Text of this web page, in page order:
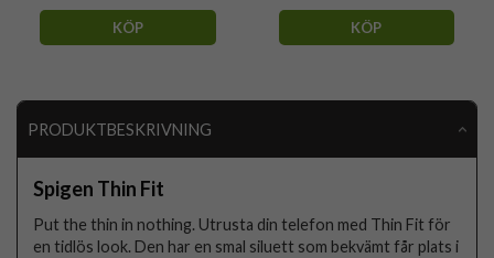
KÖP KÖP
PRODUKTBESKRIVNING
Spigen Thin Fit
Put the thin in nothing. Utrusta din telefon med Thin Fit för
en tidlös look. Den har en smal siluett som bekvämt får plats i